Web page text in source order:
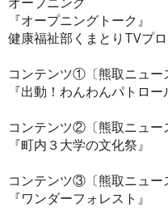
『オープニングトーク』
健康福祉部くまとりTVプ
コンテンツ①〔熊取ニュー
『出動！わんわんパトロー
コンテンツ②〔熊取ニュー
『町内３大学の文化祭』
コンテンツ③〔熊取ニュー
『ワンダーフォレスト』